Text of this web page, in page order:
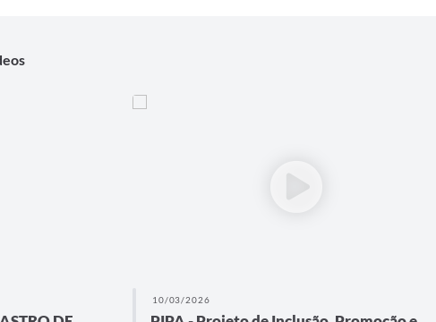
10/03/2026